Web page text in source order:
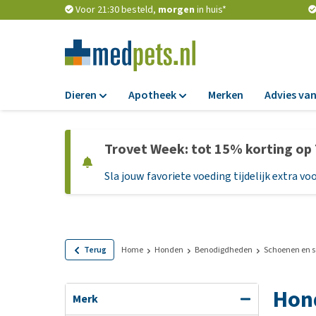
Voor 21:30 besteld, morgen in huis*
Dieren
Hondenbrokken
Natvoer
Graanvrij
Glutenvrij
Apotheek
Vlooien en teken
Ontworming
Probiotica en
Medische
Merken Advies
Trovet Week: tot 15% korting
Sla jouw favoriete voeding tijdelijk extra
Terug Home Honden Benodigdheden Schoenen en
Merk